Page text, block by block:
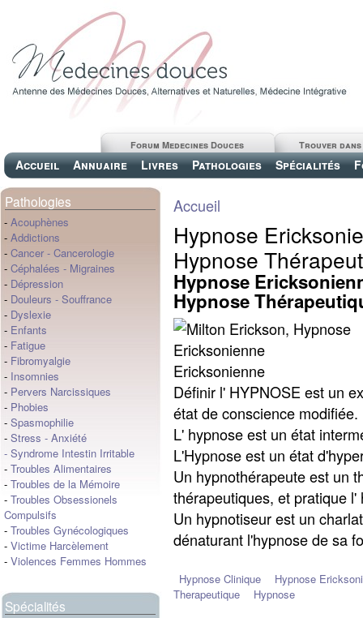
Accueil Annuaire Livres Pathologies Spécialités
Trouver
Forum Medecines Douces
Pathologies
- Acouphènes
- Addictions
- Cancer - Cancerologie
- Céphalées - Migraines
- Dépression
- Douleurs - Souffrance
- Dyslexie
- Enfants
- Fatigue
- Fibromyalgie
- Insomnies
- Pervers Narcissiques
- Phobies
- Spasmophilie
- Stress - Anxiété
- Syndrome Intestin Irritable
- Troubles Alimentaires
- Troubles de la Mémoire
- Troubles Obsessionels
Compulsifs
- Troubles Gynécologiques
- Victime Harcèlement
- Violences Femmes Hommes
Spécialités
Accueil
Hypnose
Hypnose
Hypnose
Hypnose
Ericksonienne
Définir l' HYPNOSE est un
état de conscience modifiée.
L' hypnose est un état
L'Hypnose est un état
Un hypnothérapeute est un
thérapeutiques, et pratique l'
Un hypnotiseur est un
dénaturant l'hypnose de sa
Hypnose Clinique
Hypnose
Therapeutique
Hypnose